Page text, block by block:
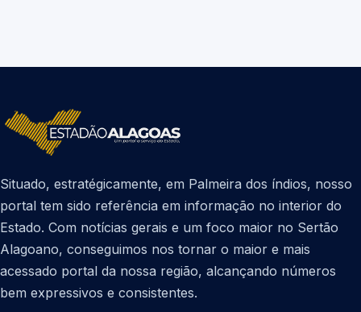
Situado, estratégicamente, em Palmeira dos índios, nosso
portal tem sido referência em informação no interior do
Estado. Com notícias gerais e um foco maior no Sertão
Alagoano, conseguimos nos tornar o maior e mais
acessado portal da nossa região, alcançando números
bem expressivos e consistentes.